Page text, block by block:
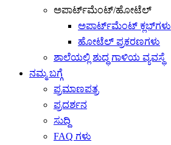
ಅಪಾರ್ಟ್‌ಮೆಂಟ್/ಹೋಟೆಲ್
ಅಪಾರ್ಟ್‌ಮೆಂಟ್ ಕ್ಲಬ್‌ಗಳು
ಹೋಟೆಲ್ ಪ್ರಕರಣಗಳು
ಶಾಲೆಯಲ್ಲಿ ಶುದ್ಧ ಗಾಳಿಯ ವ್ಯವಸ್ಥೆ
ನಮ್ಮ ಬಗ್ಗೆ
ಪ್ರಮಾಣಪತ್ರ
ಪ್ರದರ್ಶನ
ಸುದ್ದಿ
FAQ ಗಳು